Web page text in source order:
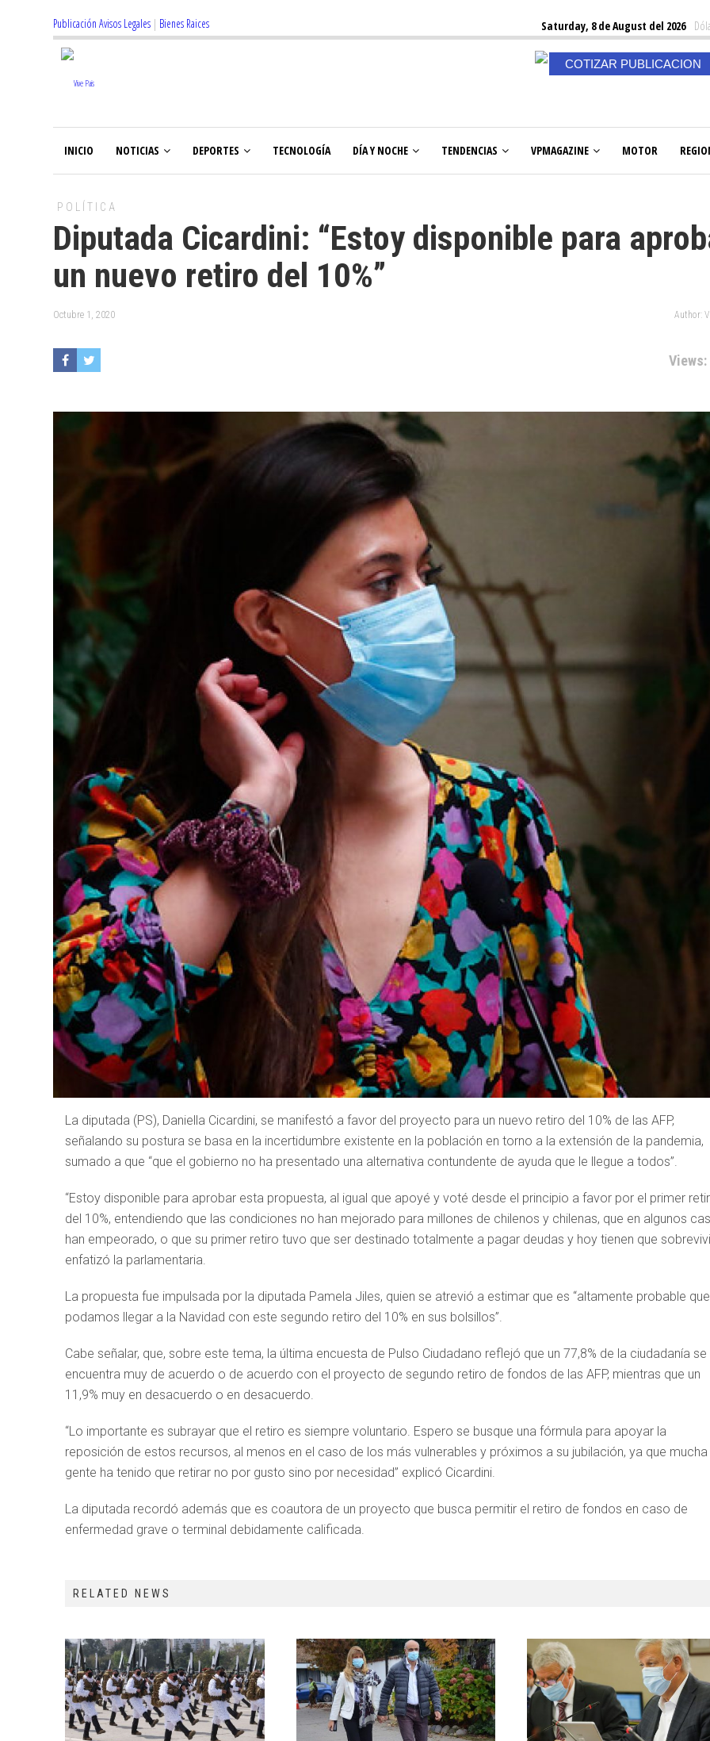
Publicación Avisos Legales | Bienes Raices Saturday, 8 de August del 2026
COTIZAR PUBLICACION
INICIO NOTICIAS DEPORTES TECNOLOGÍA DÍA Y NOCHE TENDENCIAS VPMAGAZINE MOTOR
POLÍTICA
Diputada Cicardini: “Estoy disponible para
un nuevo retiro del 10%”
Octubre 1, 2020 Author:
Views:
La diputada (PS), Daniella Cicardini, se manifestó a favor del proyecto para un nuevo retiro del 10% de las AFP,
señalando su postura se basa en la incertidumbre existente en la población en torno a la extensión de la pandemia,
sumado a que “que el gobierno no ha presentado una alternativa contundente de ayuda que le llegue a todos”.
“Estoy disponible para aprobar esta propuesta, al igual que apoyé y voté desde el principio a favor por el primer
del 10%, entendiendo que las condiciones no han mejorado para millones de chilenos y chilenas, que en algunos
han empeorado, o que su primer retiro tuvo que ser destinado totalmente a pagar deudas y hoy tienen que
enfatizó la parlamentaria.
La propuesta fue impulsada por la diputada Pamela Jiles, quien se atrevió a estimar que es “altamente probable que
podamos llegar a la Navidad con este segundo retiro del 10% en sus bolsillos”.
Cabe señalar, que, sobre este tema, la última encuesta de Pulso Ciudadano reflejó que un 77,8% de la ciudadanía se
encuentra muy de acuerdo o de acuerdo con el proyecto de segundo retiro de fondos de las AFP, mientras que un
11,9% muy en desacuerdo o en desacuerdo.
“Lo importante es subrayar que el retiro es siempre voluntario. Espero se busque una fórmula para apoyar la
reposición de estos recursos, al menos en el caso de los más vulnerables y próximos a su jubilación, ya que mucha
gente ha tenido que retirar no por gusto sino por necesidad” explicó Cicardini.
La diputada recordó además que es coautora de un proyecto que busca permitir el retiro de fondos en caso de
enfermedad grave o terminal debidamente calificada.
RELATED NEWS